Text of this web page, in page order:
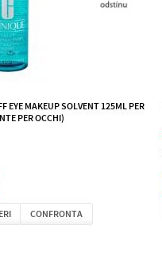
EYE MAKEUP SOLVENT 125ML PER
PER OCCHI)
CONFRONTA